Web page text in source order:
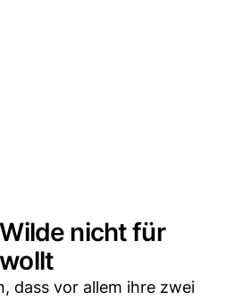
nicht für
dass vor allem ihre zwei